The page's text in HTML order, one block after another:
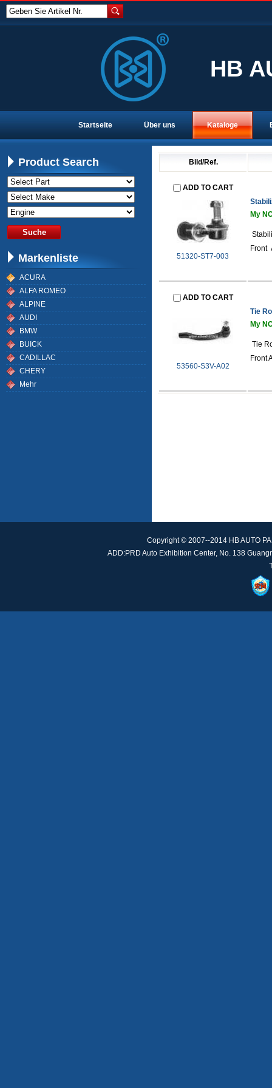
Geben Sie Artikel Nr.
HB
Startseite Über uns Kataloge
Bild/Ref.
ADD TO CART
51320-ST7-003
My
Front
ADD TO CART
53560-S3V-A02
Tie
My
Tie
Front
Product Search
Markenliste
ACURA
ALFA ROMEO
ALPINE
AUDI
BMW
BUICK
CADILLAC
CHERY
Mehr
Copyright © 2007--2014 HB AUTO
ADD:PRD Auto Exhibition Center, No. 138